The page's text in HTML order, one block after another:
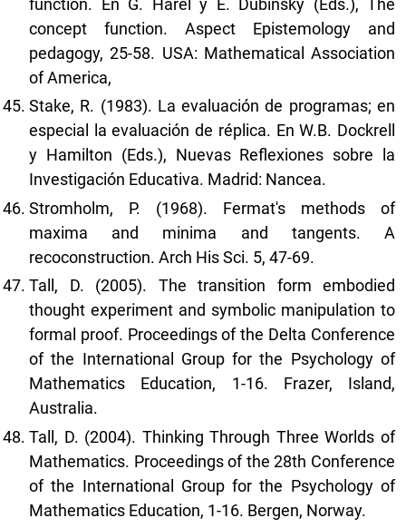
concept function. Aspect Epistemology and
pedagogy, 25-58. USA: Mathematical Association
of America,
Stake, R. (1983). La evaluación de programas; en
especial la evaluación de réplica. En W.B. Dockrell
y Hamilton (Eds.), Nuevas Reflexiones sobre la
Investigación Educativa. Madrid: Nancea.
Stromholm, P. (1968). Fermat's methods of
maxima and minima and tangents. A
recoconstruction. Arch His Sci. 5, 47-69.
Tall, D. (2005). The transition form embodied
thought experiment and symbolic manipulation to
formal proof. Proceedings of the Delta Conference
of the International Group for the Psychology of
Mathematics Education, 1-16. Frazer, Island,
Australia.
Tall, D. (2004). Thinking Through Three Worlds of
Mathematics. Proceedings of the 28th Conference
of the International Group for the Psychology of
Mathematics Education, 1-16. Bergen, Norway.